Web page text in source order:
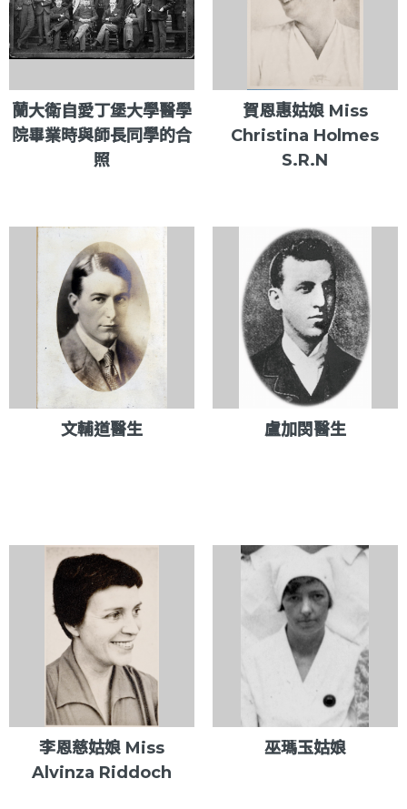
蘭大衛自愛丁堡大學醫學
院畢業時與師長同學的合
照
賀恩惠姑娘 Miss
Christina Holmes
S.R.N
文輔道醫生 盧加閔醫生
李恩慈姑娘 Miss
Alvinza Riddoch
巫瑪玉姑娘